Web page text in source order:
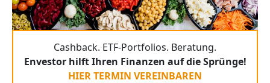
Cashback. ETF-Portfolios. Beratung.
Envestor hilft Ihren Finanzen auf die Sprünge!
HIER TERMIN VEREINBAREN